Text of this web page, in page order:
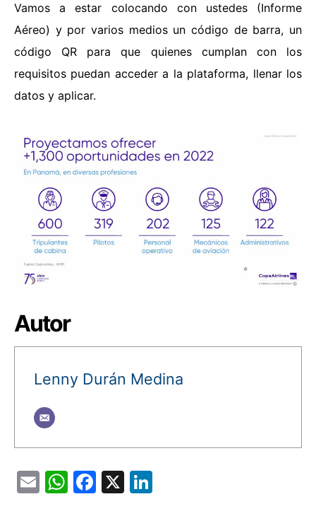
Vamos a estar colocando con ustedes (Informe
Aéreo) y por varios medios un código de barra, un
código QR para que quienes cumplan con los
requisitos puedan acceder a la plataforma, llenar los
datos y aplicar.
Autor
Lenny Durán Medina
EmailWhatsApp
Facebook
X